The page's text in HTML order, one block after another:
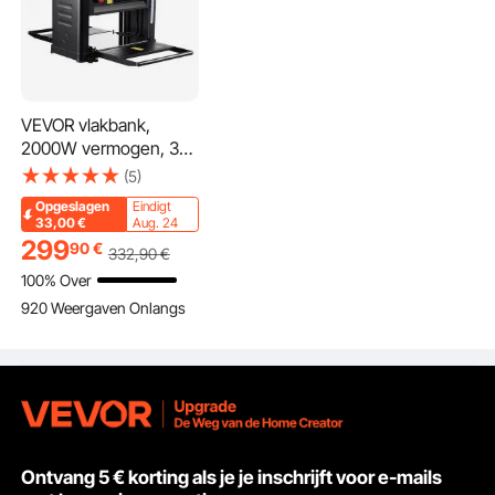
VEVOR vlakbank,
2000W vermogen, 3
schaafbladen, 23.500
tpm, schaafbreedte 33
cm, maximale snijdikte
15 cm, tafelmodel
schaafmachine 52,5 x
69,6 x 48 cm, ideaal
voor houtbewerking
(5)
Opgeslagen
33,00€
Eindigt
Aug. 24
29990€ 332,90€
100% Over
920 Weergaven Onlangs
Ontvang 5 € korting als je je inschrijft voor e-mails